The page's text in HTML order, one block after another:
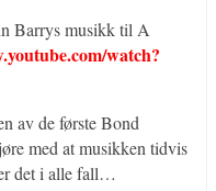
Barrys musikk til A
watch?
av de første Bond
med at musikken tidvis
det i alle fall…